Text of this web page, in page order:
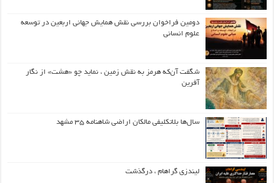
دومین فراخوان بررسی نقش همایش جهانی اربعین در توسعه
علوم انسانی
شگفت آن‌که هرمز به نقش زمین ، نماید چو «هشت» از نگار
آفرین
سال‌ها بلاتکلیفی مالکان اراضی شاهنامه ۳۵ مشهد
لیندزی گراهام ، درگذشت